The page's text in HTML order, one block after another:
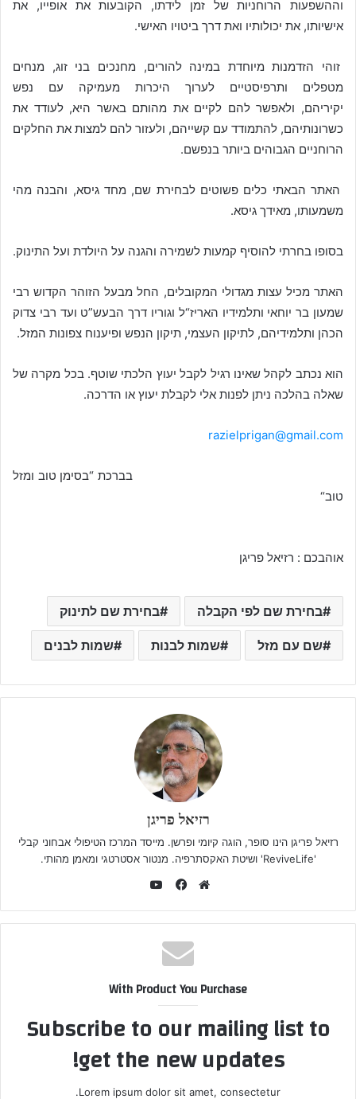
וההשפעות הרוחניות של זמן לידתו, הקובעות את אופייו, את
אישיותו, את יכולותיו ואת דרך ביטויו האישי.
זוהי הזדמנות מיוחדת במינה להורים, מחנכים בני זוג, מנחים
מטפלים ותרפיסטיים לערוך היכרות מעמיקה עם נפש
יקיריהם, ולאפשר להם לקיים את מהותם באשר היא, לעודד את
כשרונותיהם, להתמודד עם קשייהם, ולעזור להם למצות את החלקים
הרוחניים הגבוהים ביותר בנפשם.
האתר הבאתי כלים פשוטים לבחירת שם, מחד גיסא, והבנה מהי
משמעותו, מאידך גיסא.
בסופו בחרתי להוסיף קמעות לשמירה והגנה על היולדת ועל התינוק.
האתר מכיל עצות מגדולי המקובלים, החל מבעל הזוהר הקדוש רבי
שמעון בר יוחאי ותלמידיו האריז“ל וגוריו דרך הבעש”ט ועד רבי צדוק
הכהן ותלמידיהם, לתיקון העצמי, תיקון הנפש ופיענוח צפונות המזל.
הוא נכתב לקהל שאינו רגיל לקבל יעוץ הלכתי שוטף. בכל מקרה של
שאלה בהלכה ניתן לפנות אלי לקבלת יעוץ או הדרכה.
razielprigan@gmail.com
בברכת “בסימן טוב ומזל
טוב“
אוהבכם : רזיאל פריגן
בחירת שם לפי הקבלה בחירת שם לתינוק
שם עם מזל שמות לבנות שמות לבנים
רזיאל פריגן
רזיאל פריגן הינו סופר, הוגה קיומי ופרשן. מייסד המרכז הטיפולי אבחוני קבלי
'ReviveLife' ושיטת האקסתרפיה. מנטור אסטרטגי ומאמן מהותי.
With Product You Purchase
Subscribe to our mailing list to
get the new updates!
Lorem ipsum dolor sit amet, consectetur.